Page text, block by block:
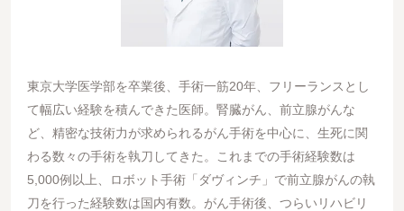
東京大学医学部を卒業後、手術一筋20年、フリーランスとし
て幅広い経験を積んできた医師。腎臓がん、前立腺がんな
ど、精密な技術力が求められるがん手術を中心に、生死に関
わる数々の手術を執刀してきた。これまでの手術経験数は
5,000例以上、ロボット手術「ダヴィンチ」で前立腺がんの執
刀を行った経験数は国内有数。がん手術後、つらいリハビリ